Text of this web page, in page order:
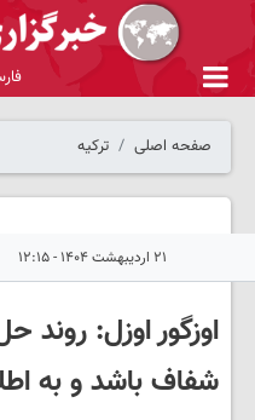
صفحه اصلی ترکیه
۲۱ اردیبهشت ۱۴۰۴ - ۱۲:۱۵
اوزگور اوزل: روند
شفاف باشد و به